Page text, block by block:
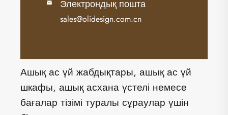
 Электрондық пошта
sales@olidesign.com.cn
Ашық ас үй жабдықтары, ашық ас үй
шкафы, ашық асхана үстелі немесе
бағалар тізімі туралы сұраулар үшін